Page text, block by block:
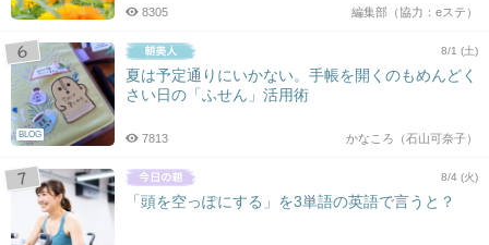
編集部（協力：eステ）
8305
BLOG
8/1 (土)
夏は予定通りにいかない。手帳を開くのもめんどく
さい日の「ふせん」活用術
かなころ（石山可奈子）
7813
8/4 (火)
「頭を空っぽにする」を3単語の英語で言うと？